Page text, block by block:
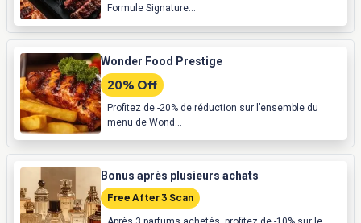
Formule Signature...
Wonder Food Prestige
20% Off
Profitez de -20% de réduction sur l’ensemble du
menu de Wond...
Bonus après plusieurs achats
Free After 3 Scan